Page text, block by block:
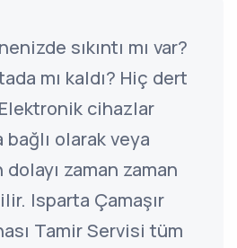
sıkıntı mı var?
mı kaldı? Hiç dert
cihazlar
bağlı olarak veya
dolayı zaman zaman
Isparta Çamaşır
Tamir Servisi tüm